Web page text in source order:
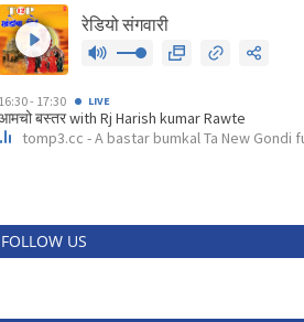
FOLLOW US